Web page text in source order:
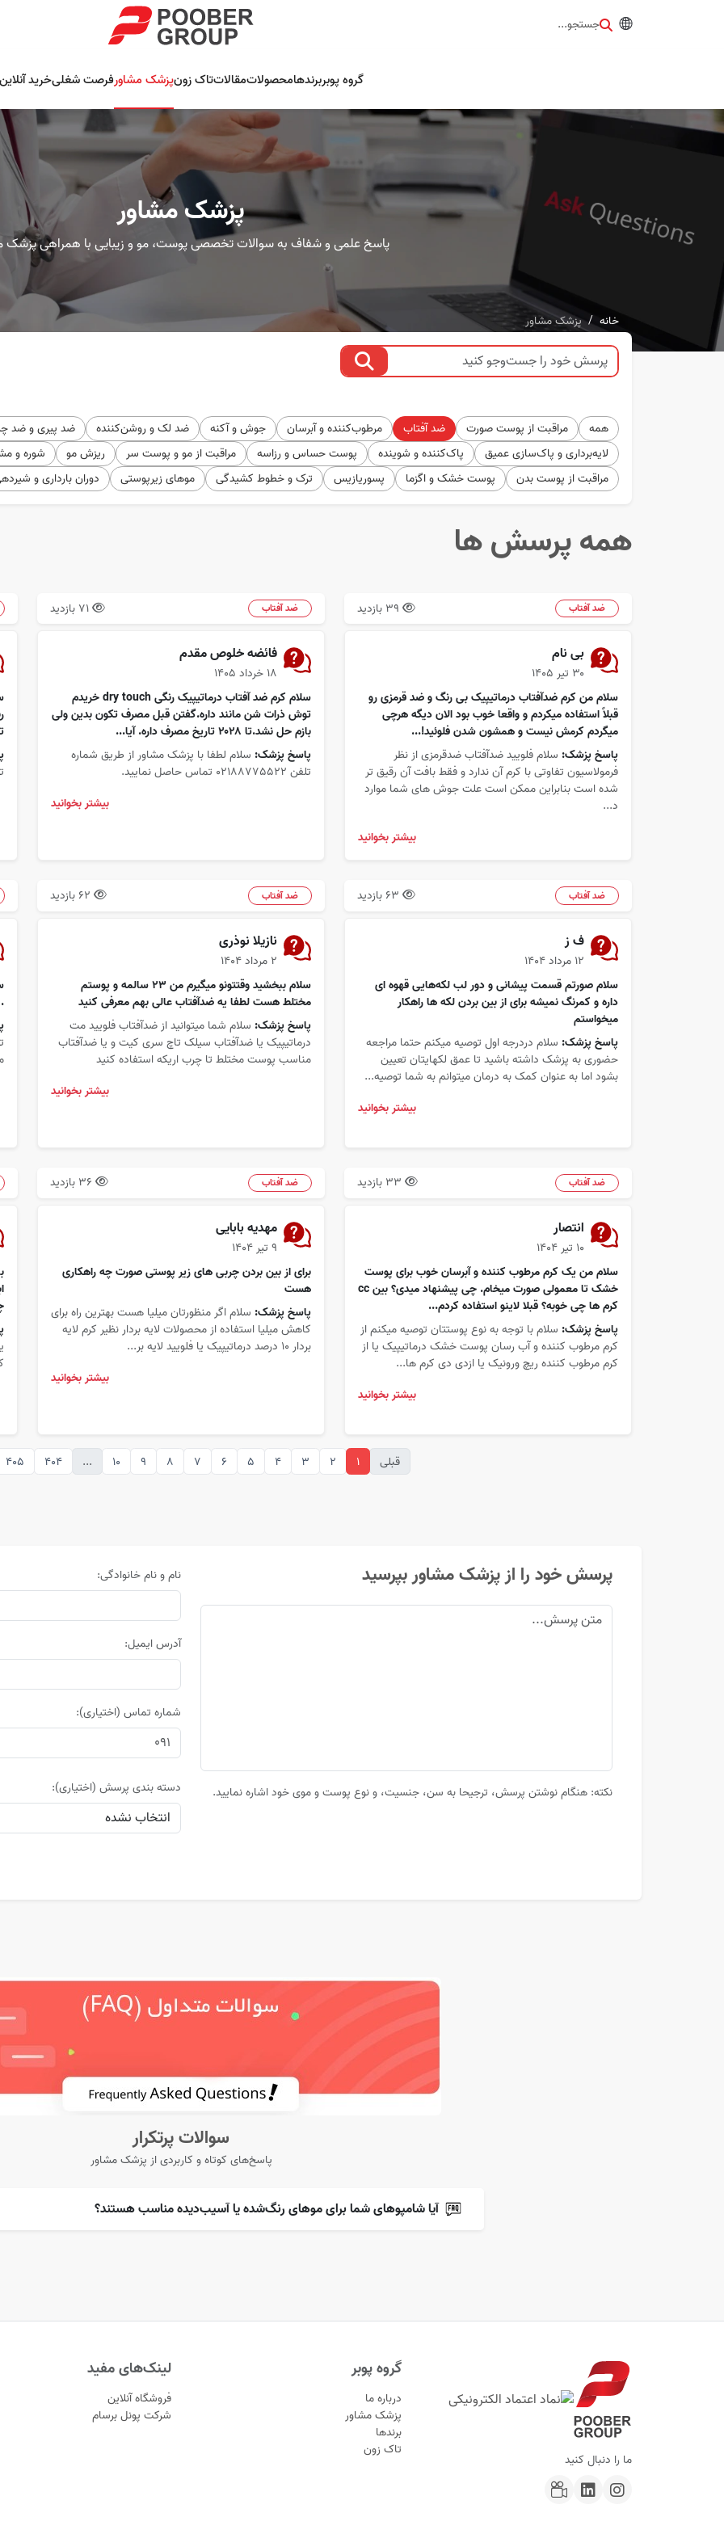
جستجو...
گروه پوبربرندهامحصولاتمقالاتتاک زونپزشک مشاورفرصت شغلیخرید
پزشک مشاور
پاسخ علمی و شفاف به سوالات تخصصی پوست، مو و زیبایی با همراهی پزشک
خانه پزشک مشاور
همه مراقبت از پوست صورت ضد آفتاب مرطوب‌کننده و آبرسان جوش و آکنه ضد لک و روشن‌کننده
ضد پیری و ضد
لایه‌برداری و پاک‌سازی عمیق
پاک‌کننده و شوینده پوست حساس و رزاسه مراقبت از مو و پوست سر ریزش مو
شوره و
مراقبت از پوست بدن
پوست خشک و اگزما پسوریازیس ترک و خطوط کشیدگی موهای زیرپوستی دوران بارداری و
همه پرسش ها
ضد آفتاب
بی نام
۳۰ تیر ۱۴۰۵
سلام من کرم ضدآفتاب درماتیپیک بی رنگ و ضد قرمزی رو
قبلاً استفاده میکردم و واقعا خوب بود الان دیگه هرچی
میگردم کرمش نیست و همشون شدن فلوئید!...
پاسخ پزشک: سلام فلویید ضدآفتاب ضدقرمزی از نظر
فرمولاسیون تفاوتی با کرم آن ندارد و فقط بافت آن رقیق تر
شده است بنابراین ممکن است علت جوش های شما موارد
د...
بیشتر بخوانید
ضد آفتاب
فائضه خلوص مقدم
۱۸ خرداد ۱۴۰۵
سلام کرم ضد آفتاب درماتیپیک رنگی dry touch خریدم
توش ذرات شن مانند داره.گفتن قبل مصرف تکون بدین ولی
بازم حل نشد.تا ۲۰۲۸ تاریخ مصرف داره. آیا...
پاسخ پزشک: سلام لطفا با پزشک مشاور از طریق شماره
تلفن 02188775522 تماس حاصل نمایید.
بیشتر بخوانید
ضد آفتاب
ف ز
۱۲ مرداد ۱۴۰۴
سلام صورتم قسمت پیشانی و دور لب لکه‌هایی قهوه ای
داره و کمرنگ نمیشه برای از بین بردن لکه ها راهکار
میخواستم
پاسخ پزشک: سلام دردرجه اول توصیه میکنم حتما مراجعه
حضوری به پزشک داشته باشید تا عمق لکهایتان تعیین
بشود اما به عنوان کمک به درمان میتوانم به شما توصیه...
بیشتر بخوانید
ضد آفتاب
نازیلا نوذری
۲ مرداد ۱۴۰۴
سلام ببخشید وقتتونو میگیرم من ۲۳ سالمه و پوستم
مختلط هست لطفا یه ضدآفتاب عالی بهم معرفی کنید
پاسخ پزشک: سلام شما میتوانید از ضدآفتاب فلویید مت
درماتیپیک یا ضدآفتاب سیلک تاچ سری کیت و یا ضدآفتاب
مناسب پوست مختلط تا چرب اریکه استفاده کنید
بیشتر بخوانید
ضد آفتاب
انتصار
۱۰ تیر ۱۴۰۴
سلام من یک کرم مرطوب کننده و آبرسان خوب برای پوست
خشک تا معمولی صورت میخام. چی پیشنهاد میدی؟ بین cc
کرم ها چی خوبه؟ قبلا لاینو استفاده کردم...
پاسخ پزشک: سلام با توجه به نوع پوستتان توصیه میکنم از
کرم مرطوب کننده و آب رسان پوست خشک درماتیپیک یا از
کرم مرطوب کننده ریچ ورونیک یا ازدی دی کرم ها...
بیشتر بخوانید
ضد آفتاب
مهدیه بابایی
۹ تیر ۱۴۰۴
برای از بین بردن چربی های زیر پوستی صورت چه راهکاری
هست
پاسخ پزشک: سلام اگر منظورتان میلیا هست بهترین راه برای
کاهش میلیا استفاده از محصولات لایه بردار نظیر کرم لایه
بردار ۱۰ درصد درماتیپیک یا فلویید لایه بر...
بیشتر بخوانید
قبلی 1
2
3
4
5
6
7
8
9
10
...
404
405
پرسش خود را از پزشک مشاور بپرسید
نکته: هنگام نوشتن پرسش، ترجیحا به سن، جنسیت، و نوع پوست و موی خود اشاره نمایید.
نام و نام خانوادگی:
آدرس ایمیل:
شماره تماس (اختیاری):
دسته بندی پرسش (اختیاری):
سوالات پرتکرار
پاسخ‌های کوتاه و کاربردی از پزشک مشاور
آیا شامپوهای شما برای موهای رنگ‌شده یا آسیب‌دیده مناسب هستند؟
ما را دنبال کنید
گروه پوبر
درباره ما
پزشک مشاور
برندها
تاک زون
لینک‌های مفید
فروشگاه آنلاین
شرکت پونل برسام